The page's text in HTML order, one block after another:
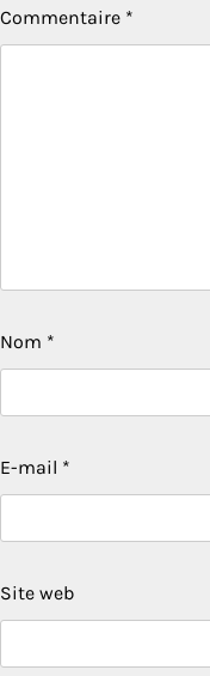
Commentaire *
Nom *
E-mail *
Site web